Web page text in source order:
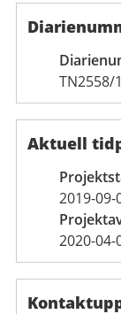
TN2558/
Aktuell
2019-09-
2020-04-